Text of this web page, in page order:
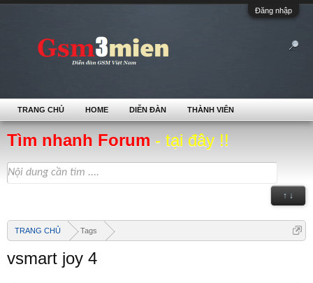
Đăng nhập
Tìm nhanh Forum - tại đây !!
↑ ↓
TRANG CHỦ Tags
vsmart joy 4
TRANG CHỦ HOME DIỄN ĐÀN THÀNH VIÊN